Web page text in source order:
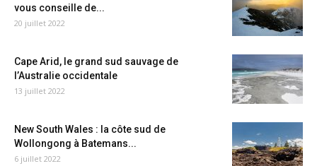
vous conseille de...
20 juillet 2022
Cape Arid, le grand sud sauvage de
l’Australie occidentale
13 juillet 2022
New South Wales : la côte sud de
Wollongong à Batemans...
6 juillet 2022